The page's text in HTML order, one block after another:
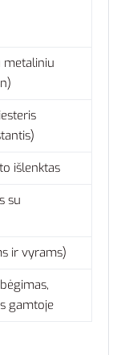
metaliniu
išlenktas
su
ir vyrams)
gamtoje